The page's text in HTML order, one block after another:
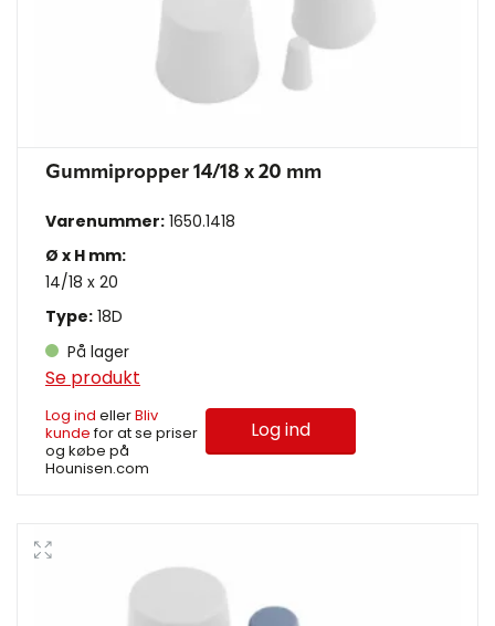
Gummipropper 14/18 x 20 mm
Varenummer: 1650.1418
Ø x H mm:
14/18 x 20
Type: 18D
På lager
Se produkt
Log ind ellerBliv
kundefor at se priser
og købe på
Hounisen.com
Log ind